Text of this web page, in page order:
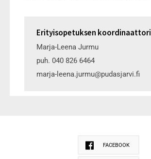
Erityisopetuksen koordinaattori
Marja-Leena Jurmu
puh. 040 826 6464
marja-leena.jurmu@pudasjarvi.fi
FACEBOOK